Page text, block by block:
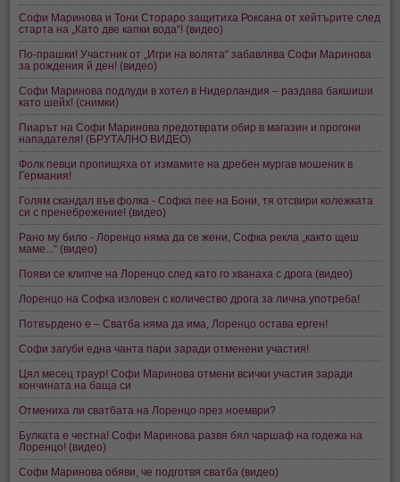
Софи Маринова и Тони Стораро защитиха Роксана от хейтърите след
старта на „Като две капки вода“! (видео)
По-прашки! Участник от „Игри на волята“ забавлява Софи Маринова
за рождения й ден! (видео)
Софи Маринова подлуди в хотел в Нидерландия – раздава бакшиши
като шейх! (снимки)
Пиарът на Софи Маринова предотврати обир в магазин и прогони
нападателя! (БРУТАЛНО ВИДЕО)
Фолк певци пропищяха от измамите на дребен мургав мошеник в
Германия!
Голям скандал във фолка - Софка пее на Бони, тя отсвири колежката
си с пренебрежение! (видео)
Рано му било - Лоренцо няма да се жени, Софка рекла „както щеш
маме...“ (видео)
Появи се клипче на Лоренцо след като го хванаха с дрога (видео)
Лоренцо на Софка изловен с количество дрога за лична употреба!
Потвърдено е – Сватба няма да има, Лоренцо остава ерген!
Софи загуби една чанта пари заради отменени участия!
Цял месец траур! Софи Маринова отмени всички участия заради
кончината на баща си
Отмениха ли сватбата на Лоренцо през ноември?
Булката е честна! Софи Маринова развя бял чаршаф на годежа на
Лоренцо! (видео)
Софи Маринова обяви, че подготвя сватба (видео)